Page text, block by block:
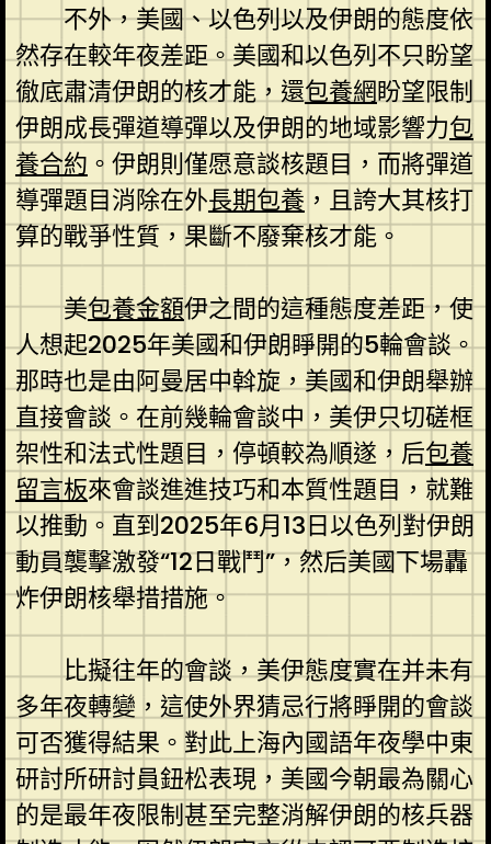
不外，美國、以色列以及伊朗的態度依
然存在較年夜差距。美國和以色列不只盼望
徹底肅清伊朗的核才能，還包養網盼望限制
伊朗成長彈道導彈以及伊朗的地域影響力包
養合約 。伊朗則僅愿意談核題目，而將彈道
導彈題目消除在外長期包養 ，且誇大其核打
算的戰爭性質，果斷不廢棄核才能。
美包養金額伊之間的這種態度差距，使
人想起2025年美國和伊朗睜開的5輪會談。
那時也是由阿曼居中斡旋，美國和伊朗舉辦
直接會談。在前幾輪會談中，美伊只切磋框
架性和法式性題目，停頓較為順遂，后包養
留言板來會談進進技巧和本質性題目，就難
以推動。直到2025年6月13日以色列對伊朗
動員襲擊激發“12日戰鬥”，然后美國下場轟
炸伊朗核舉措措施。
比擬往年的會談，美伊態度實在并未有
多年夜轉變，這使外界猜忌行將睜開的會談
可否獲得結果。對此上海內國語年夜學中東
研討所研討員鈕松表現，美國今朝最為關心
的是最年夜限制甚至完整消解伊朗的核兵器